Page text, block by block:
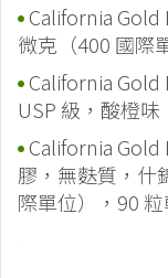
California
微克（400 國際
California Gold
USP 級，酸橙味
California
膠，無麩質，什
際單位），90